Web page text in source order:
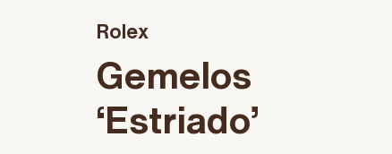
Rolex
Gemelos
‘Estriado’